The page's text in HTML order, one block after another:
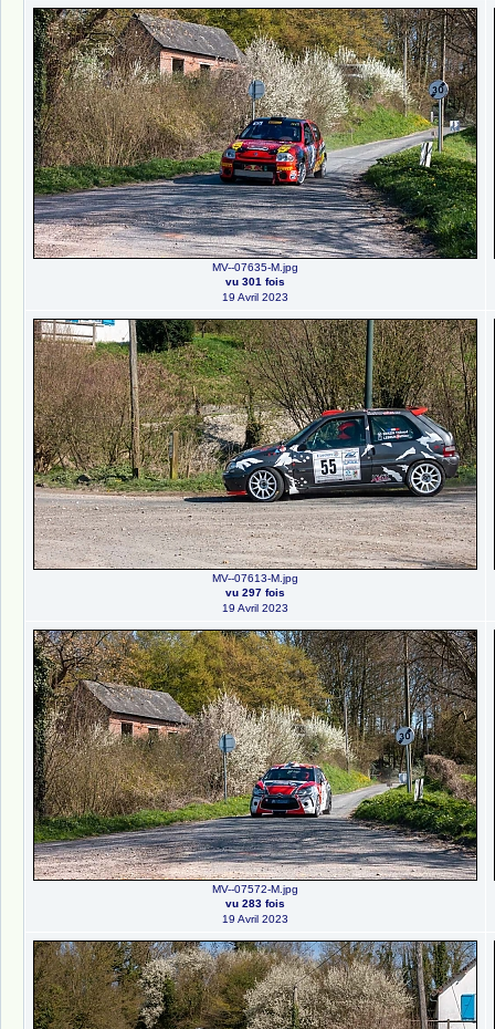
MV--07635-M.jpg
vu 301 fois
19 Avril 2023
MV--07613-M.jpg
vu 297 fois
19 Avril 2023
MV--07572-M.jpg
vu 283 fois
19 Avril 2023